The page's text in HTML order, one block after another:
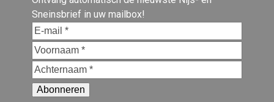
Sneinsbrief in uw mailbox!